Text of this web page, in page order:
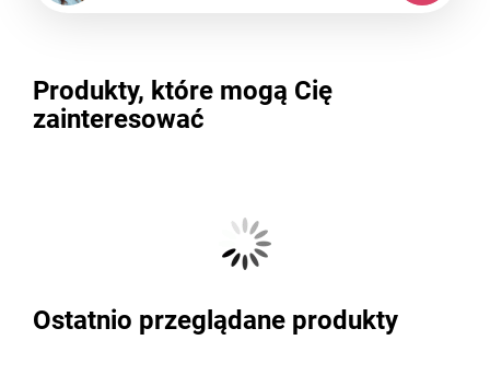
Produkty, które mogą Cię
zainteresować
Ostatnio przeglądane produkty